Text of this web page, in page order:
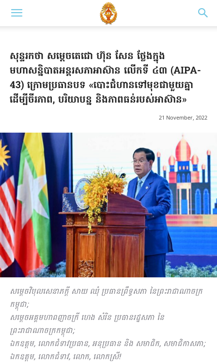
សុន្ទរកថា សម្តេចតេជោ ហ៊ុន សែន ថ្លែងក្នុង
មហាសន្និបាតអន្តរសភាអាស៊ាន លើកទី ៤៣ (AIPA-
43) ក្រោមប្រធានបទ «បោះជំហានទៅមុខជាមួយគ្នា
ដើម្បីចីរភាព, បរិយាបន្ន និងភាពធន់របស់អាស៊ាន»
21 November, 2022
សម្តេចវិបុលសេនាភក្តី សាយ ឈុំ ប្រធានព្រឹទ្ធសភា នៃព្រះរាជាណាចក្រ
កម្ពុជា;
សម្តេចអគ្គមហាពញាចក្រី ហេង សំរិន ប្រធានរដ្ឋសភា នៃ
ព្រះរាជាណាចក្រកម្ពុជា;
ឯកឧត្តម, លោកជំទាវប្រធាន, អនុប្រធាន និង សមាជិក, សមាជិកាសភា;
ឯកឧត្តម, លោកជំទាវ, លោក, លោកសី្រ!